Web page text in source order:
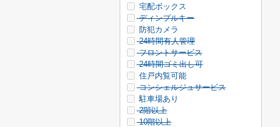
宅配ボックス
ディンプルキー
防犯カメラ
24時間有人管理
フロントサービス
24時間ゴミ出し可
住戸内覧可能
コンシェルジュサービス
駐車場あり
2階以上
10階以上